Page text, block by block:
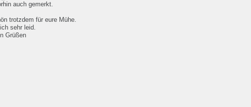
auch gemerkt.
trotzdem für eure Mühe.
sehr leid.
Grüßen